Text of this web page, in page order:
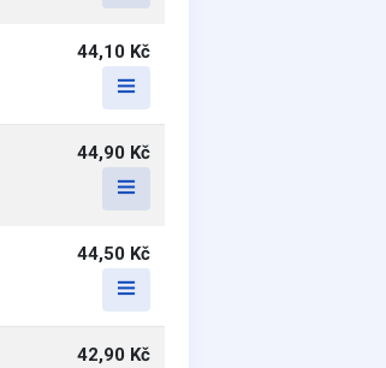
44,10 Kč
44,90 Kč
44,50 Kč
42,90 Kč